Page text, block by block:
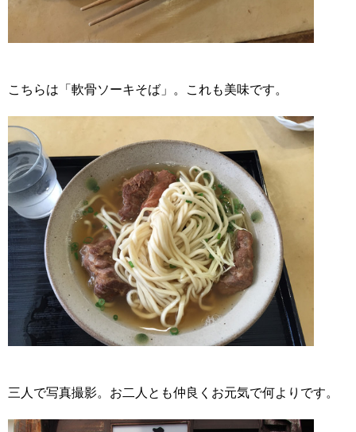
こちらは「軟骨ソーキそば」。これも美味です。
三人で写真撮影。お二人とも仲良くお元気で何よりです。